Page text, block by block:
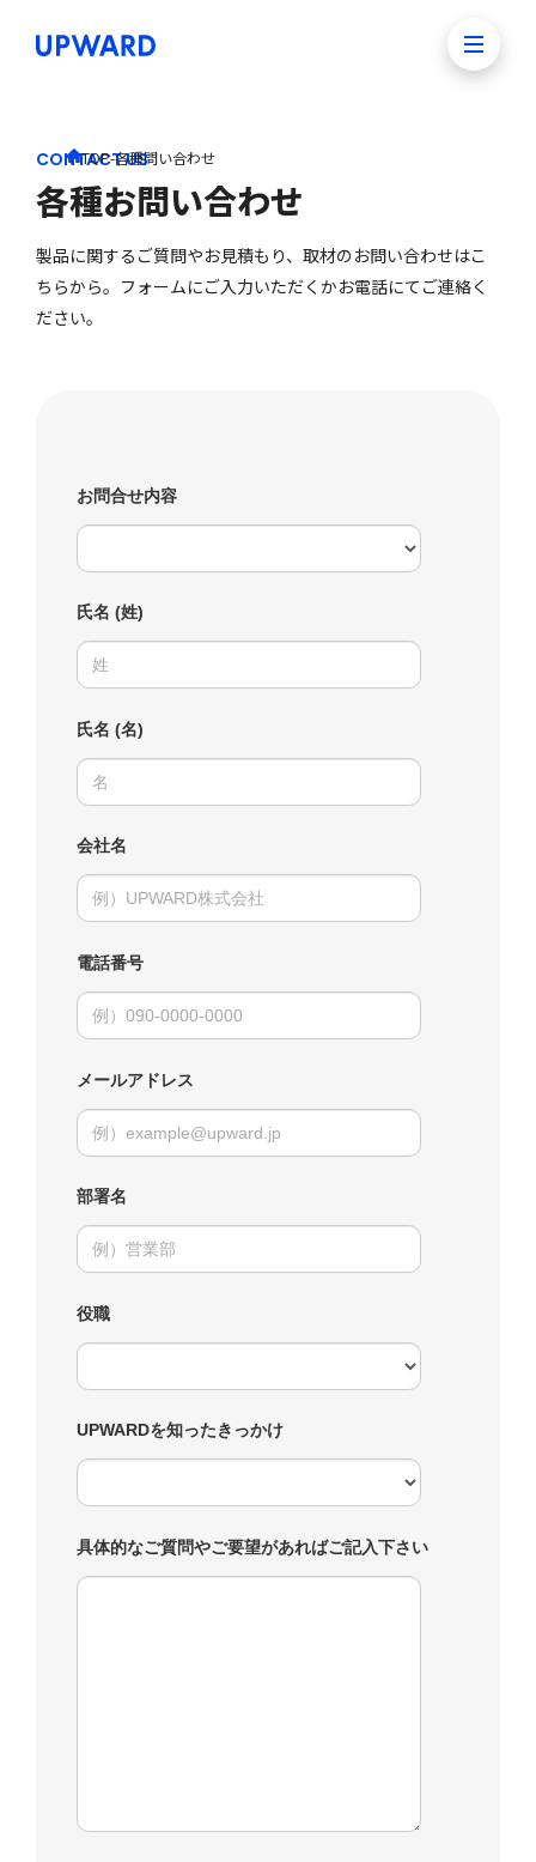
TOP-各種問い合わせ
CONTACT US
各種お問い合わせ
製品に関するご質問やお見積もり、取材のお問い合わせはこ
ちらから。フォームにご入力いただくかお電話にてご連絡く
ださい。